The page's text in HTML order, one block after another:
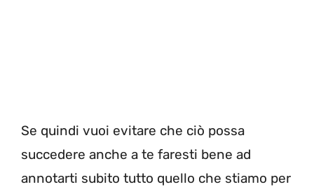
Se quindi vuoi evitare che ciò possa
succedere anche a te faresti bene ad
annotarti subito tutto quello che stiamo per